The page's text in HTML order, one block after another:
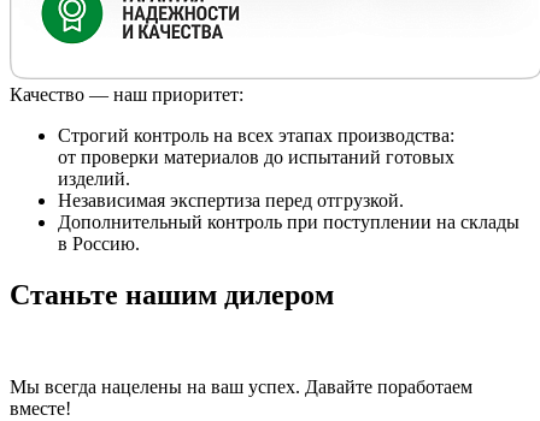
Качество — наш приоритет:
Строгий контроль на всех этапах производства:
от проверки материалов до испытаний готовых
изделий.
Независимая экспертиза перед отгрузкой.
Дополнительный контроль при поступлении на склады
в Россию.
Станьте нашим дилером
Мы всегда нацелены на ваш успех. Давайте поработаем
вместе!